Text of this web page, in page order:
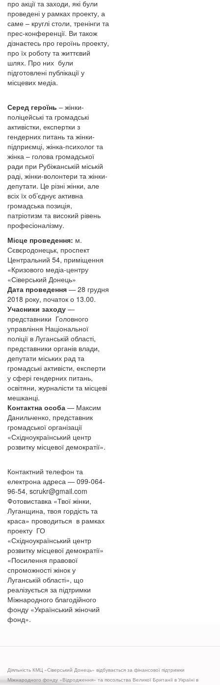
про акції та заходи, які були
проведені у рамках проекту, а
саме – круглі столи, тренінги та
прес-конференції. Ви також
дізнаєтесь про героїнь проекту,
про їх роботу та життєвий
шлях. Про них були
підготовлені публікації у
місцевих медіа.
Серед героїнь – жінки-
поліцейські та громадські
активістки, експертки з
гендерних питань та жінки-
підприємці, жінка-психолог та
жінка – голова громадської
ради при Рубіжанській міській
раді, жінки-волонтери та жінки-
депутати. Це різні жінки, але
всіх їх об’єднує активна
громадська позиція,
патріотизм та високий рівень
професіоналізму.
Місце проведення: м.
Сєвєродонецьк, проспект
Центральний 54, приміщення
«Кризового медіа-центру
«Сіверський Донець»
Дата проведення — 28 грудня
2018 року, початок о 13.00.
Учасники заходу —
представники Головного
управління Національної
поліції в Луганській області,
представники органів влади,
депутати міських рад та
громадські активісти, експерти
у сфері гендерних питань,
освітяни, журналісти та місцеві
мешканці.
Контактна особа — Максим
Данильченко, представник
громадської організації
«Східноукраїнський центр
розвитку місцевої демократії».
Контактний телефон та
електрона адреса — 099-064-
96-54, scrukr@gmail.com
Фотовиставка «Твої жінки,
Луганщина, твоя гордість та
краса» проводиться в рамках
проекту ГО
«Східноукраїнський центр
розвитку місцевої демократії»
«Посилення правової
спроможності жінок у
Луганській області», що
реалізується за підтримки
Міжнародного благодійного
фонду «Український жіночий
фонд».
Діяльність КМЦ «Сіверський Донець» відбувається за фінансової підтримки
Міжнародного фонду «Відродження» та посольства Великої Британії в Україні в